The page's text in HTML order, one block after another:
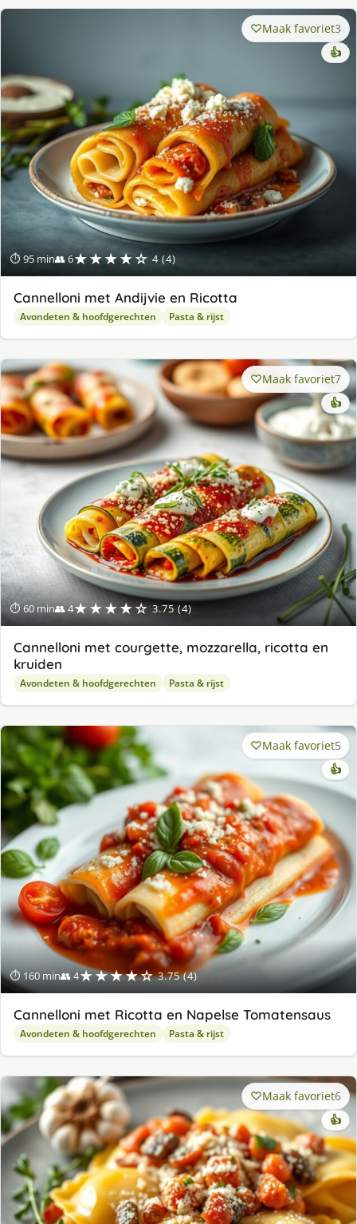
⏱ 95 min👥 6★★★★☆ 4 (4)
Maak favoriet3
👍
Cannelloni met Andijvie en Ricotta
Avondeten & hoofdgerechten Pasta & rijst
⏱ 60 min👥 4★★★★☆ 3.75 (4)
Maak favoriet7
👍
Cannelloni met courgette, mozzarella, ricotta en
kruiden
Avondeten & hoofdgerechten Pasta & rijst
⏱ 160 min👥 4★★★★☆ 3.75 (4)
Maak favoriet5
👍
Cannelloni met Ricotta en Napelse Tomatensaus
Avondeten & hoofdgerechten Pasta & rijst
Maak favoriet6
👍